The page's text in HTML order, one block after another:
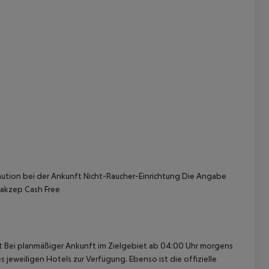
bei der Ankunft Nicht-Raucher-Einrichtung Die Angabe
Cash Free
Bei planmäßiger Ankunft im Zielgebiet ab 04:00 Uhr morgens
Hotels zur Verfügung. Ebenso ist die offizielle